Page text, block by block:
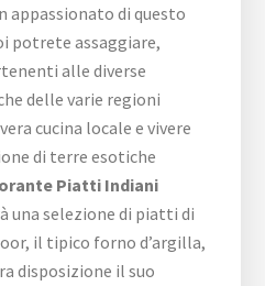
appassionato di questo
potrete assaggiare,
alle diverse
delle varie regioni
cucina locale e vivere
di terre esotiche
Piatti Indiani
una selezione di piatti di
il tipico forno d’argilla,
disposizione il suo